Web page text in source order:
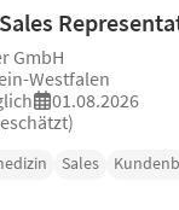
GmbH
Westfalen
01.08.2026
Sales